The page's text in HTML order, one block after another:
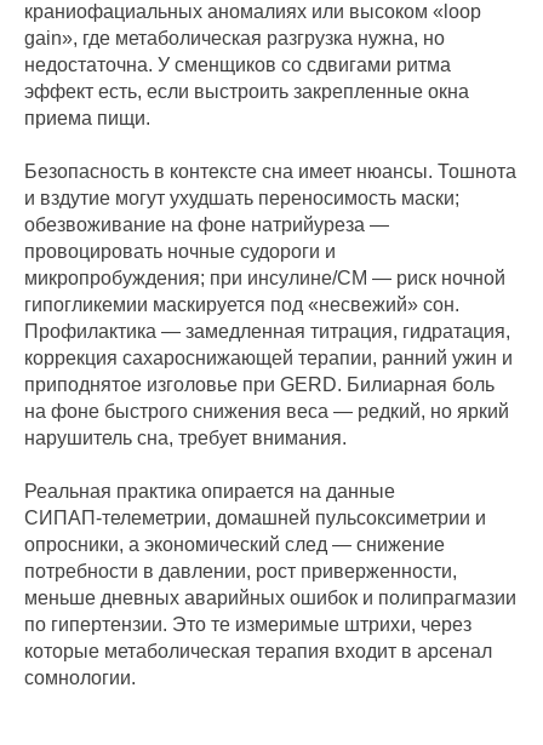
краниофациальных аномалиях или высоком «loop
gain», где метаболическая разгрузка нужна, но
недостаточна. У сменщиков со сдвигами ритма
эффект есть, если выстроить закрепленные окна
приема пищи.
Безопасность в контексте сна имеет нюансы. Тошнота
и вздутие могут ухудшать переносимость маски;
обезвоживание на фоне натрийуреза —
провоцировать ночные судороги и
микропробуждения; при инсулине/СМ — риск ночной
гипогликемии маскируется под «несвежий» сон.
Профилактика — замедленная титрация, гидратация,
коррекция сахароснижающей терапии, ранний ужин и
приподнятое изголовье при GERD. Билиарная боль
на фоне быстрого снижения веса — редкий, но яркий
нарушитель сна, требует внимания.
Реальная практика опирается на данные
СИПАП‑телеметрии, домашней пульсоксиметрии и
опросники, а экономический след — снижение
потребности в давлении, рост приверженности,
меньше дневных аварийных ошибок и полипрагмазии
по гипертензии. Это те измеримые штрихи, через
которые метаболическая терапия входит в арсенал
сомнологии.